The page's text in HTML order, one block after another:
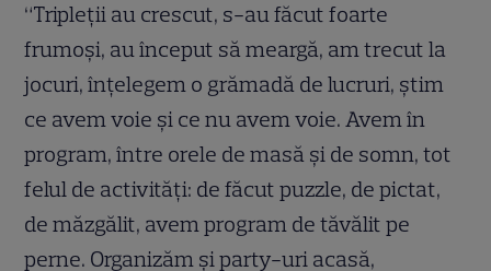
“Tripleţii au crescut, s-au făcut foarte
frumoşi, au început să meargă, am trecut la
jocuri, înţelegem o grămadă de lucruri, ştim
ce avem voie şi ce nu avem voie. Avem în
program, între orele de masă şi de somn, tot
felul de activităţi: de făcut puzzle, de pictat,
de măzgălit, avem program de tăvălit pe
perne. Organizăm şi party-uri acasă,